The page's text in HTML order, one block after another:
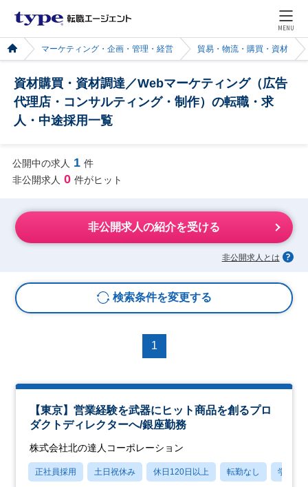
MENU
マーケティング・企画・管理・経営 貿易・物流・購買・資材
資材購買・資材調達／Webマーケティング（広告
代理店・コンサルティング・制作）の転職・求
人・中途採用一覧
公開中の求人 1 件
非公開求人 0 件がヒット
非公開求人の紹介を受ける
非公開求人とは
検索条件を変更する
1
【東京】営業経験を武器にヒット商品を創るプロ
ダクトディレクターへ/銀座勤務
株式会社北の達人コーポレーション
正社員採用 土日祝休み 休日120日以上 転勤なし 学歴不